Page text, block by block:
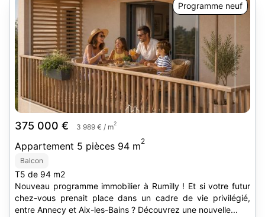
Programme neuf
375 000 € 3 989 € / m2
Appartement 5 pièces 94 m2
Balcon
T5 de 94 m2
Nouveau programme immobilier à Rumilly ! Et si votre futur
chez-vous prenait place dans un cadre de vie privilégié,
entre Annecy et Aix-les-Bains ? Découvrez une nouvelle...